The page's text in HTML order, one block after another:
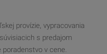
provízie, vypracovania
s predajom
v cene.